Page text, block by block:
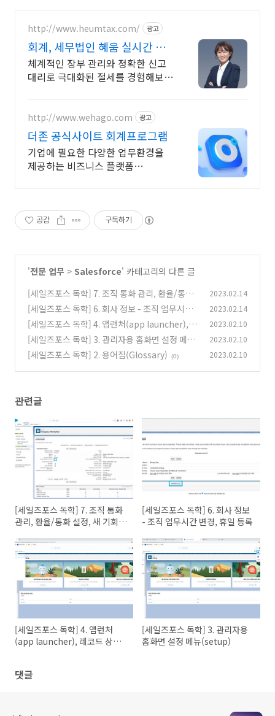
http://www.heumtax.com/ 광고
회계, 세무법인 혜움 실시간 카
톡 상담 지원
체계적인 장부 관리와 정확한 신고
대리로 극대화된 절세를 경험해보세
http://www.wehago.com 광고
더존 공식사이트 회계프로그램
기업에 필요한 다양한 업무환경을
제공하는 비즈니스 플랫폼
공감 구독하기
'전문 업무 > Salesforce' 카테고리의 다른 글
[세일즈포스 독학] 7. 조직 통화 관리, 환율/통화
설정, 새 기회에서 통화 변경 (0)
2023.02.14
[세일즈포스 독학] 6. 회사 정보 - 조직 업무시간
변경, 휴일 등록
(0)
2023.02.14
[세일즈포스 독학] 4. 앱런처(app launcher), 레
코드 상세 페이지 레이아웃, 검색 기능
(0)
2023.02.10
[세일즈포스 독학] 3. 관리자용 홈화면 설정 메뉴
(setup) (0)
2023.02.10
[세일즈포스 독학] 2. 용어집(Glossary) (0) 2023.02.10
관련글
[세일즈포스 독학] 7. 조직 통화
관리, 환율/통화 설정, 새 기회에
[세일즈포스 독학] 6. 회사 정보
- 조직 업무시간 변경, 휴일 등록
[세일즈포스 독학] 4. 앱런처
(app launcher), 레코드 상세
[세일즈포스 독학] 3. 관리자용
홈화면 설정 메뉴(setup)
댓글